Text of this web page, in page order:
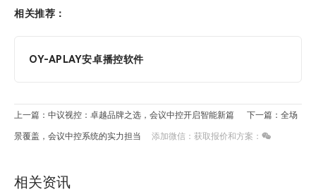
相关推荐：
OY-APLAY安卓播控软件
上一篇：中议视控：卓越品牌之选，会议中控开启智能新篇 下一篇：全场
景覆盖，会议中控系统的实力担当 添加微信：获取报价和方案：
相关资讯